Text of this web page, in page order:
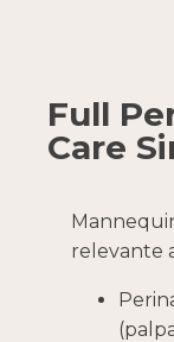
Full
Care
relevante